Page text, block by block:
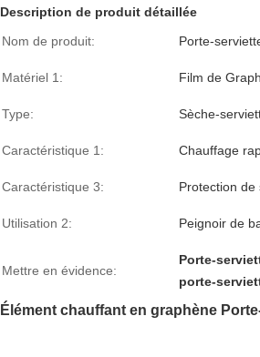
Description de produit détaillée
Nom de produit:
Porte-
Matériel 1: Film de
Type: Sèche-
Caractéristique 1: Chauffage
Caractéristique 3: Protection de
Utilisation 2: Peignoir de
Mettre en évidence:
Porte-
porte-
Élément chauffant en graphène